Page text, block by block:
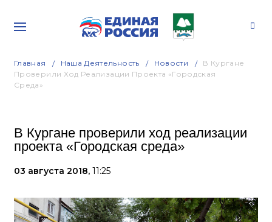
Главная Наша Деятельность Новости
В Кургане
Проверили Ход Реализации Проекта «Городская
Среда»
В Кургане проверили ход реализации
проекта «Городская среда»
03 августа 2018, 11:25